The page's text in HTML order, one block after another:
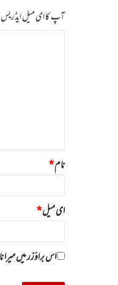
آپ کا ای میل ایڈریس
نام*
ای میل*
اس براؤزر میں